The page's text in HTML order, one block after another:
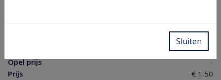
Opel prijs
-
Prijs
€ 1,50
Sluiten